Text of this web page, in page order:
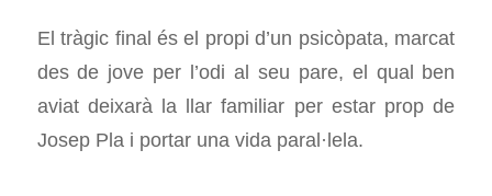
El tràgic final és el propi d’un psicòpata, marcat
des de jove per l’odi al seu pare, el qual ben
aviat deixarà la llar familiar per estar prop de
Josep Pla i portar una vida paral·lela.